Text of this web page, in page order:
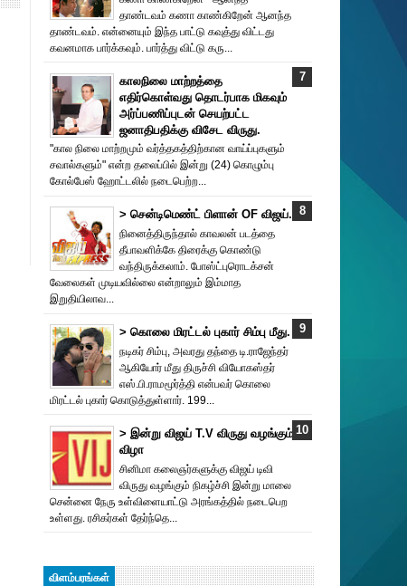
தாண்டவம் கணா காண்கிறேன் ஆனந்த
தாண்டவம். என்னையும் இந்த பாட்டு கவுத்து விட்டது
கவனமாக பார்க்கவும். பார்த்து விட்டு கரு...
காலநிலை மாற்றத்தை
எதிர்கொள்வது தொடர்பாக மிகவும்
அர்ப்பணிப்புடன் செயற்பட்ட
ஜனாதிபதிக்கு விசேட விருது.
"கால நிலை மாற்றமும் வர்த்தகத்திற்கான வாய்ப்புகளும்
சவால்களும்" என்ற தலைப்பில் இன்று (24) கொழும்பு
கோல்பேஸ் ஹோட்டலில் நடைபெற்ற...
> சென்டிமெண்ட் பிளான் OF விஜய்.
நினைத்திருந்தால் காவலன் படத்தை
தீபாவளிக்கே திரைக்கு கொண்டு
வந்திருக்கலாம். போஸ்ட்புரொட‌க்சன்
வேலைகள் முடியவில்லை என்றாலும் இம்மாத
இறுதியிலாவ...
> கொலை மிரட்டல் புகார் சிம்பு மீது.
நடிகர் சிம்பு, அவரது தந்தை டி.ராஜேந்தர்
ஆகியோர் மீது திருச்சி வியோகஸ்தர்
எஸ்.பி.ராமமூர்த்தி என்பவர் கொலை
மிரட்டல் புகார் கொடுத்துள்ளார். 199...
> இன்று விஜய் T.V விருது வ‌ழங்கு‌ம்
விழா
சினிமா கலைஞர்களுக்கு விஜய் டிவி
விருது வழங்கும் நிகழ்ச்சி இன்று மாலை
சென்னை நேரு உள்விளையாட்டு அரங்கத்தில் நடைபெற
உள்ளது. ரசிகர்கள் தேர்ந்தெ...
விளம்பரங்கள்